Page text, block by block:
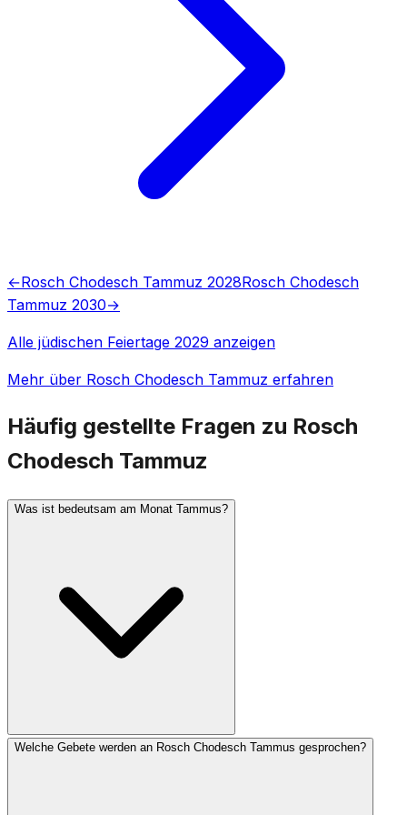
←Rosch Chodesch Tammuz 2028Rosch Chodesch
Tammuz 2030→
Alle jüdischen Feiertage 2029 anzeigen
Mehr über Rosch Chodesch Tammuz erfahren
Häufig gestellte Fragen zu Rosch
Chodesch Tammuz
Was ist bedeutsam am Monat Tammus?
Welche Gebete werden an Rosch Chodesch Tammus gesprochen?